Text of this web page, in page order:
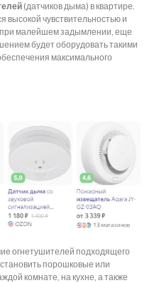
(датчиков дыма) в квартире.
чувствительностью и
при малейшем задымлении, еще
будет оборудовать такими
максимального
огнетушителей подходящего
порошковые или
комнате, на кухне, а также